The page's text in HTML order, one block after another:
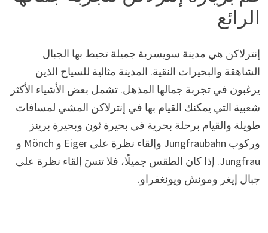
الرائع
إنترلاكن هي مدينة سويسرية جميلة تحيط بها الجبال
الشاهقة والبحيرات النقية. المدينة مثالية للسياح الذين
يرغبون في تجربة جمالها المذهل. تشمل بعض الأشياء الأكثر
شعبية التي يمكنك القيام بها في إنترلاكن المشي لمسافات
طويلة والقيام برحلة بحرية في بحيرة ثون وبحيرة برينز
وركوب Jungfraubahn وإلقاء نظرة على Eiger و Mönch و
Jungfrau. إذا كان الطقس جميلًا، فلا تنسَ إلقاء نظرة على
جبال إيغر ومونش ويونغفراو.